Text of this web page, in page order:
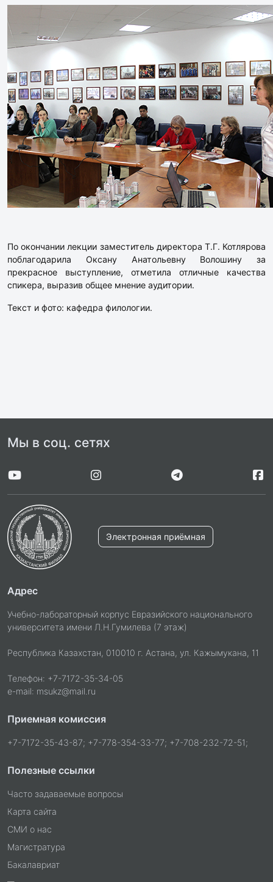
По окончании лекции заместитель директора Т.Г. Котлярова
поблагодарила Оксану Анатольевну Волошину за
прекрасное выступление, отметила отличные качества
спикера, выразив общее мнение аудитории.
Текст и фото: кафедра филологии.
Мы в соц. сетях
Электронная приёмная
Адрес
Учебно-лабораторный корпус Евразийского национального
университета имени Л.Н.Гумилева (7 этаж)
Республика Казахстан, 010010 г. Астана, ул. Кажымукана, 11
Телефон: +7-7172-35-34-05
e-mail: msukz@mail.ru
Приемная комиссия
+7-7172-35-43-87; +7-778-354-33-77; +7-708-232-72-51;
Полезные ссылки
Часто задаваемые вопросы
Карта сайта
СМИ о нас
Магистратура
Бакалавриат